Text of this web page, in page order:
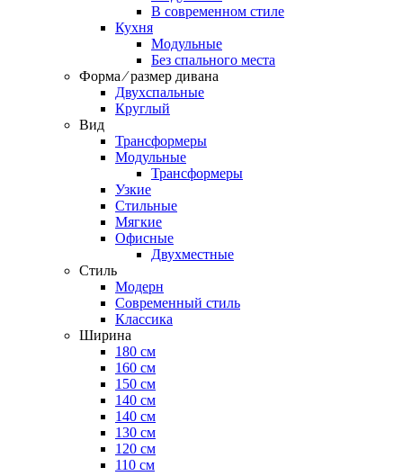
В современном стиле
Кухня
Модульные
Без спального места
Форма ⁄ размер дивана
Двухспальные
Круглый
Вид
Трансформеры
Модульные
Трансформеры
Узкие
Стильные
Мягкие
Офисные
Двухместные
Стиль
Модерн
Современный стиль
Классика
Ширина
180 см
160 см
150 см
140 см
140 см
130 см
120 см
110 см